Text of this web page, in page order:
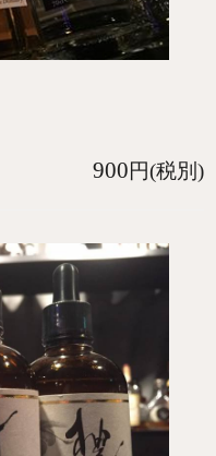
900円(税別)